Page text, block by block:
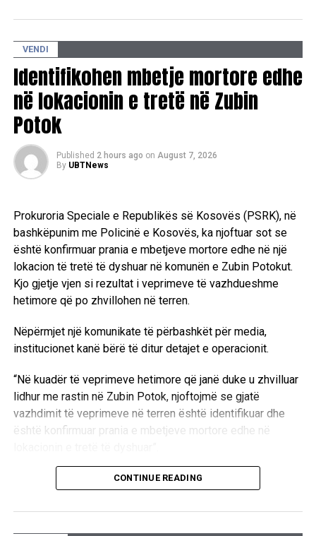
VENDI
Identifikohen mbetje mortore edhe
në lokacionin e tretë në Zubin
Potok
Published 2 hours ago on August 7, 2026
By UBTNews
Prokuroria Speciale e Republikës së Kosovës (PSRK), në
bashkëpunim me Policinë e Kosovës, ka njoftuar sot se
është konfirmuar prania e mbetjeve mortore edhe në një
lokacion të tretë të dyshuar në komunën e Zubin Potokut.
Kjo gjetje vjen si rezultat i veprimeve të vazhdueshme
hetimore që po zhvillohen në terren.
Nëpërmjet një komunikate të përbashkët për media,
institucionet kanë bërë të ditur detajet e operacionit.
“Në kuadër të veprimeve hetimore që janë duke u zhvilluar
lidhur me rastin në Zubin Potok, njoftojmë se gjatë
vazhdimit të veprimeve në terren është identifikuar dhe
është konfirmuar prania e mbetjeve mortore edhe në
Aktualisht, autoritetet kompetente janë duke kryer
CONTINUE READING